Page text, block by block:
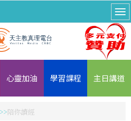
心靈加油 學習課程 主日講道
陪你讀經